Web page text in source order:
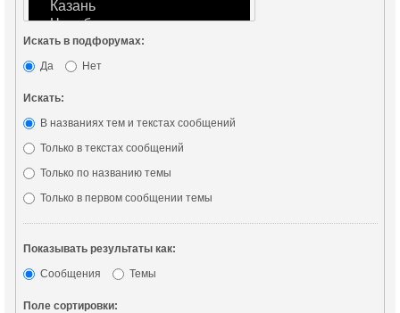
Искать в подфорумах:
Да
Нет
Искать:
В названиях тем и текстах сообщений
Только в текстах сообщений
Только по названию темы
Только в первом сообщении темы
Показывать результаты как:
Сообщения
Темы
Поле сортировки: